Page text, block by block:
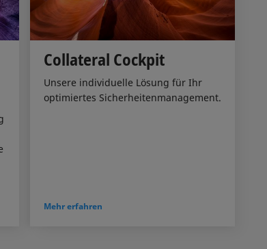
Collateral Cockpit
Unsere individuelle Lösung für Ihr
optimiertes Sicherheitenmanagement.
Mehr erfahren